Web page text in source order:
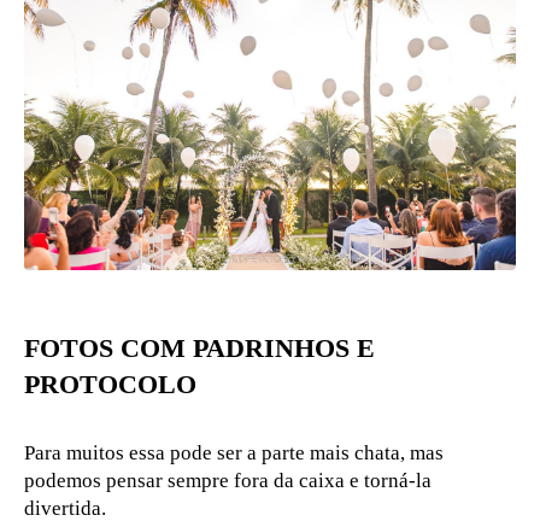
FOTOS COM PADRINHOS E
PROTOCOLO
Para muitos essa pode ser a parte mais chata, mas
podemos pensar sempre fora da caixa e torná-la
divertida.